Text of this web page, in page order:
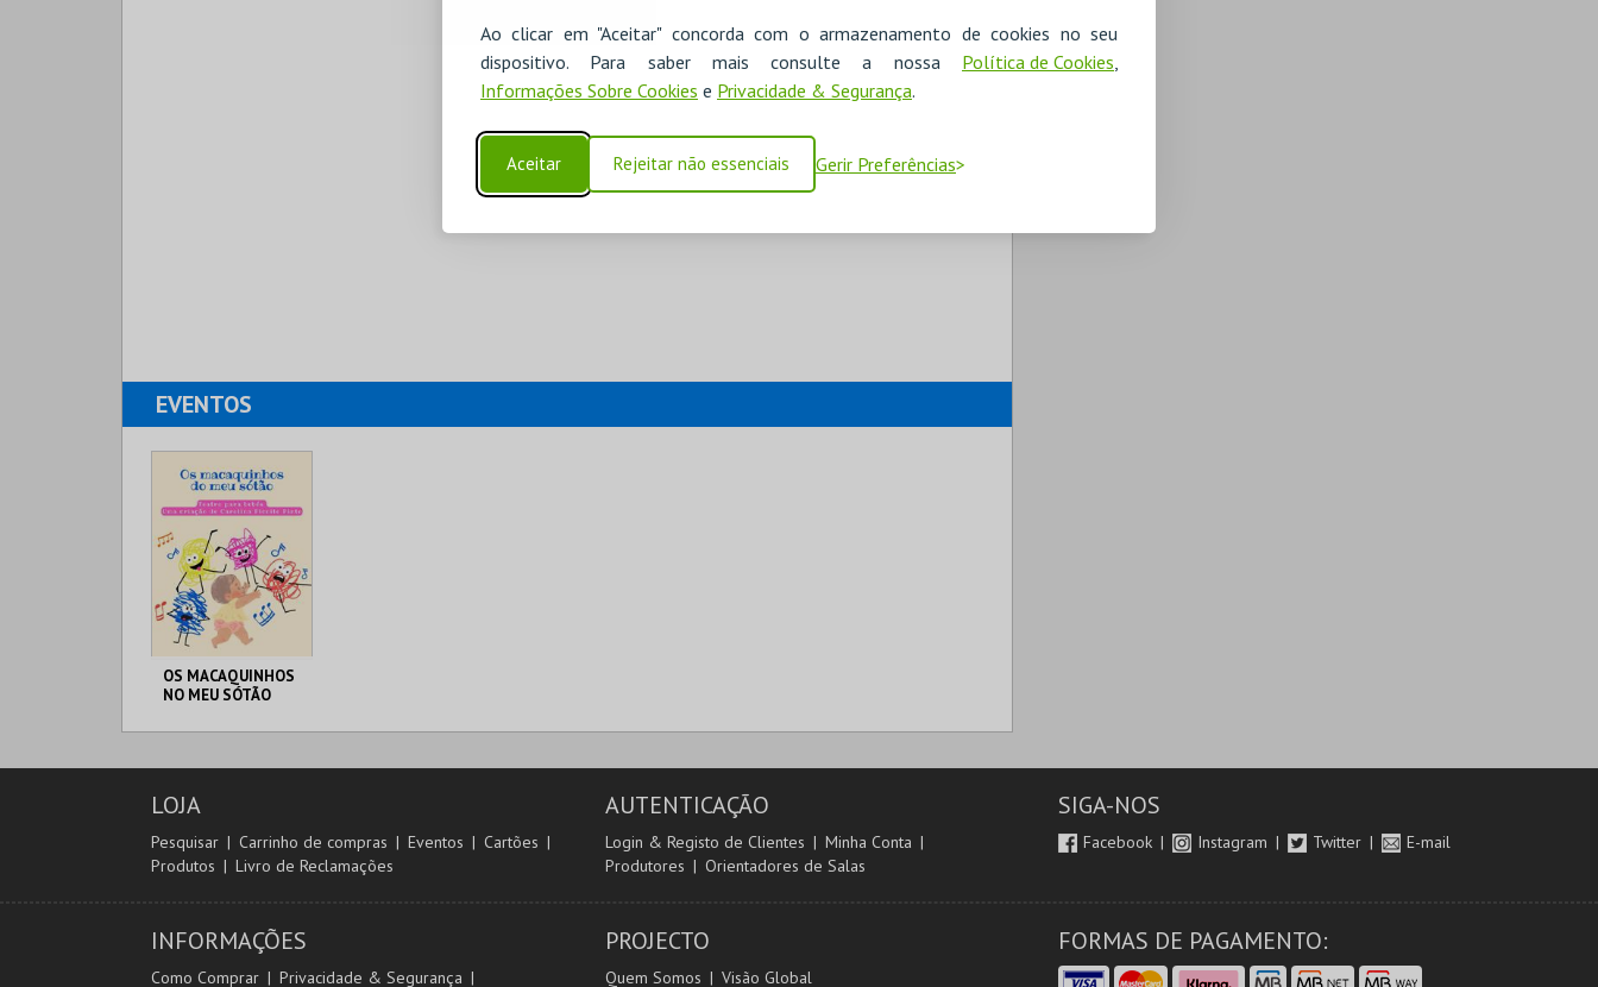
Ao clicar em "Aceitar" concorda com o armazenamento de cookies no seu
dispositivo. Para saber mais consulte a nossa Política de Cookies,
Informações Sobre Cookies e Privacidade & Segurança.
Aceitar Rejeitar não essenciais Gerir Preferências
EVENTOS
OS MACAQUINHOS
NO MEU SÓTÃO
COLAÇO
CANCELADO
LOJA
Pesquisar Carrinho de compras Eventos
Cartões
Produtos
Livro de Reclamações
AUTENTICAÇÃO
Login & Registo de Clientes
Minha Conta
Produtores
Orientadores de Salas
SIGA-NOS
Facebook Instagram Twitter E-mail
INFORMAÇÕES
Como Comprar Privacidade & Segurança
PROJECTO
Quem Somos Visão Global
FORMAS DE PAGAMENTO: